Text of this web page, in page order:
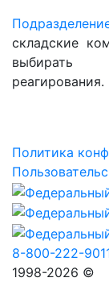
складские
выбирать
реагирования.
Политика
8-800-222-
1998-2026 ©